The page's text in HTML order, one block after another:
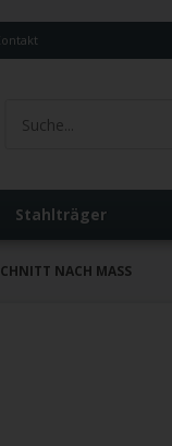
Stahlträger
NACH MASS